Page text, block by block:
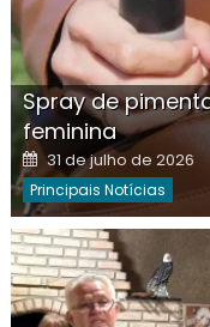
Spray de
feminina
Posted
on
31 de julho de 2026
Principais Notícias